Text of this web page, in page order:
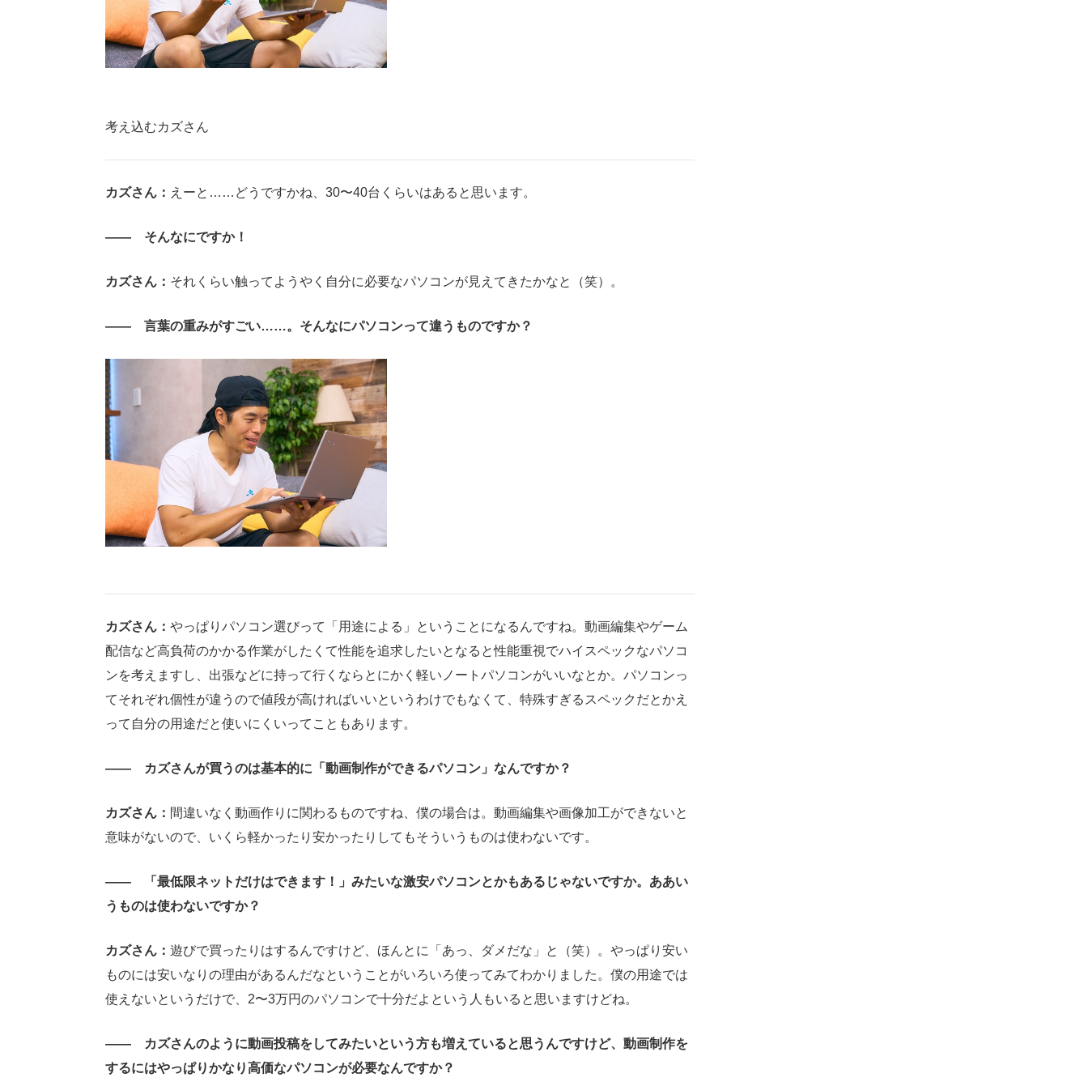
考え込むカズさん
カズさん： えーと……どうですかね、30〜40台くらいはあると思います。
―― そんなにですか！
カズさん： それくらい触ってようやく自分に必要なパソコンが見えてきたかなと（笑）。
―― 言葉の重みがすごい……。そんなにパソコンって違うものですか？
カズさん： やっぱりパソコン選びって「用途による」ということになるんですね。動画編集やゲーム
配信など高負荷のかかる作業がしたくて性能を追求したいとなると性能重視でハイスペックなパソコ
ンを考えますし、出張などに持って行くならとにかく軽いノートパソコンがいいなとか。パソコンっ
てそれぞれ個性が違うので値段が高ければいいというわけでもなくて、特殊すぎるスペックだとかえ
って自分の用途だと使いにくいってこともあります。
―― カズさんが買うのは基本的に「動画制作ができるパソコン」なんですか？
カズさん： 間違いなく動画作りに関わるものですね、僕の場合は。動画編集や画像加工ができないと
意味がないので、いくら軽かったり安かったりしてもそういうものは使わないです。
―― 「最低限ネットだけはできます！」みたいな激安パソコンとかもあるじゃないですか。ああい
うものは使わないですか？
カズさん： 遊びで買ったりはするんですけど、ほんとに「あっ、ダメだな」と（笑）。やっぱり安い
ものには安いなりの理由があるんだなということがいろいろ使ってみてわかりました。僕の用途では
使えないというだけで、2〜3万円のパソコンで十分だよという人もいると思いますけどね。
―― カズさんのように動画投稿をしてみたいという方も増えていると思うんですけど、動画制作を
するにはやっぱりかなり高価なパソコンが必要なんですか？